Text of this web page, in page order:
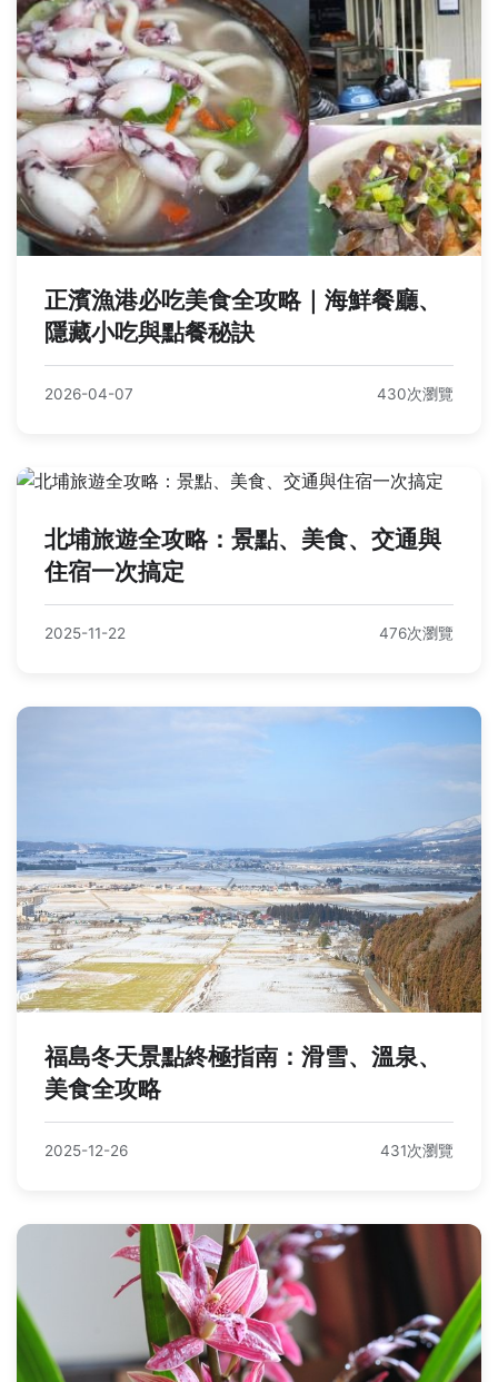
正濱漁港必吃美食全攻略｜海鮮餐廳、
隱藏小吃與點餐秘訣
2026-04-07 430次瀏覽
北埔旅遊全攻略：景點、美食、交通與
住宿一次搞定
2025-11-22 476次瀏覽
福島冬天景點終極指南：滑雪、溫泉、
美食全攻略
2025-12-26 431次瀏覽